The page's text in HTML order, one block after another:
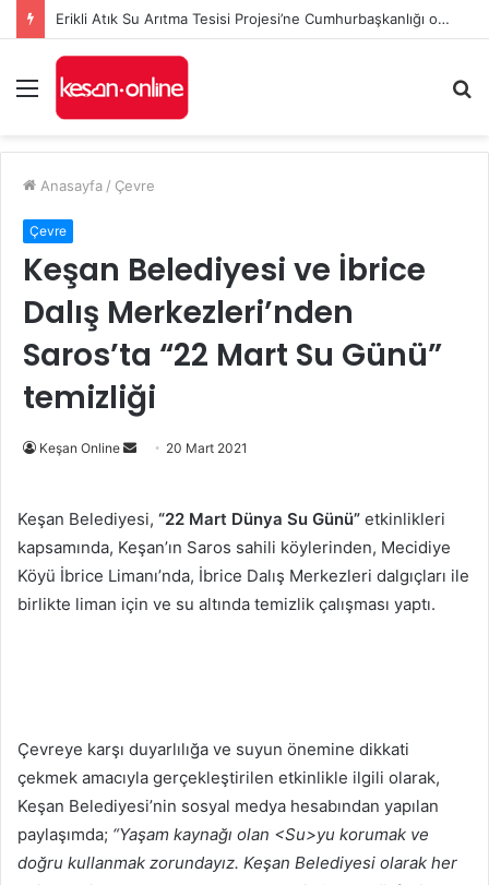
Erikli Atık Su Arıtma Tesisi Projesi’ne Cumhurbaşkanlığı onayı
Menü
...
Anasayfa / Çevre
Çevre
Keşan Belediyesi ve İbrice
Dalış Merkezleri’nden
Saros’ta “22 Mart Su Günü”
temizliği
Keşan Online
Bir
göndermek
20 Mart 2021
Keşan Belediyesi, “22 Mart Dünya Su Günü” etkinlikleri
kapsamında, Keşan’ın Saros sahili köylerinden, Mecidiye
Köyü İbrice Limanı’nda, İbrice Dalış Merkezleri dalgıçları ile
birlikte liman için ve su altında temizlik çalışması yaptı.
Çevreye karşı duyarlılığa ve suyun önemine dikkati
çekmek amacıyla gerçekleştirilen etkinlikle ilgili olarak,
Keşan Belediyesi’nin sosyal medya hesabından yapılan
paylaşımda; “Yaşam kaynağı olan <Su>yu korumak ve
doğru kullanmak zorundayız. Keşan Belediyesi olarak her